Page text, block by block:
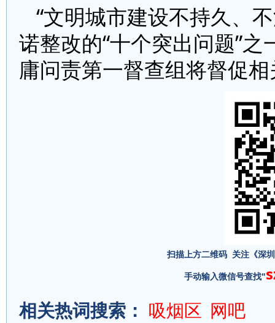
“文明城市建设不持久、
诺整改的“十个突出问题”
庸问责第一督查组将督促
扫描上方二维码 关注《深
手动输入微信号查找"
相关热词搜索： 吸烟区 网吧